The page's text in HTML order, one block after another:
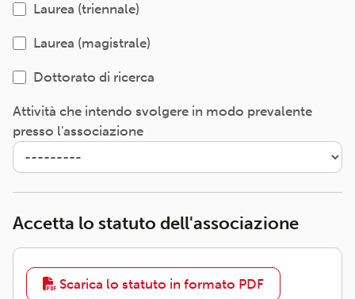
Laurea (triennale)
Laurea (magistrale)
Dottorato di ricerca
Attività che intendo svolgere in modo prevalente
presso l'associazione
Accetta lo statuto dell'associazione
Scarica lo statuto in formato PDF